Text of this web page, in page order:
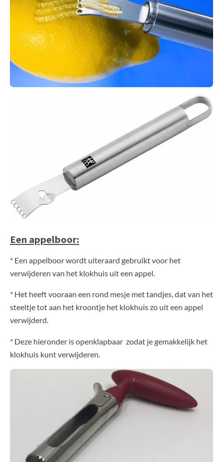
Een appelboor:
* Een appelboor wordt uiteraard gebruikt voor het
verwijderen van het klokhuis uit een appel.
* Het heeft vooraan een rond mesje met tandjes, dat van het
steeltje tot aan het kroontje het klokhuis zo uit een appel
verwijderd.
* Deze hieronder is openklapbaar zodat je gemakkelijk het
klokhuis kunt verwijderen.